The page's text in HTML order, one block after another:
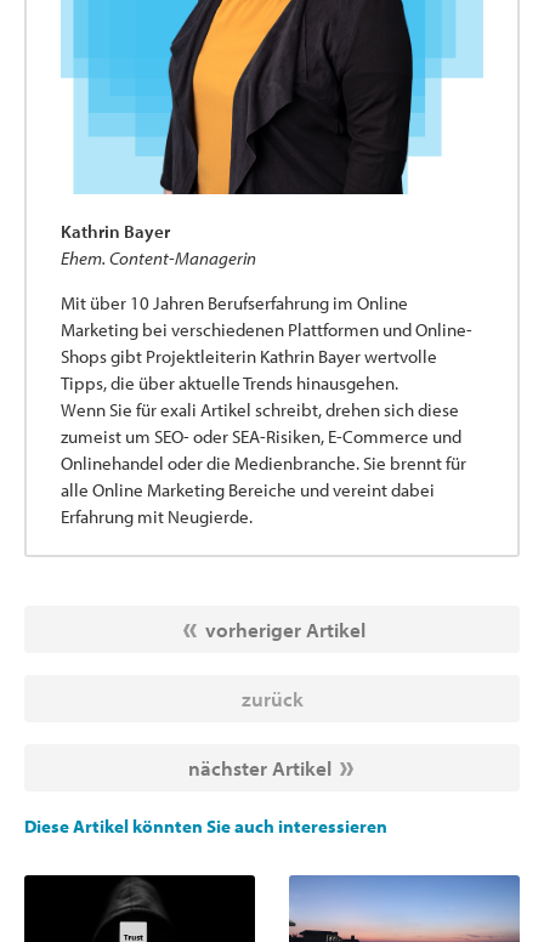
Kathrin Bayer
Ehem. Content-Managerin
Mit über 10 Jahren Berufserfahrung im Online
Marketing bei verschiedenen Plattformen und Online-
Shops gibt Projektleiterin Kathrin Bayer wertvolle
Tipps, die über aktuelle Trends hinausgehen.
Wenn Sie für exali Artikel schreibt, drehen sich diese
zumeist um SEO- oder SEA-Risiken, E-Commerce und
Onlinehandel oder die Medienbranche. Sie brennt für
alle Online Marketing Bereiche und vereint dabei
Erfahrung mit Neugierde.
vorheriger Artikel
zurück
nächster Artikel
Diese Artikel könnten Sie auch interessieren